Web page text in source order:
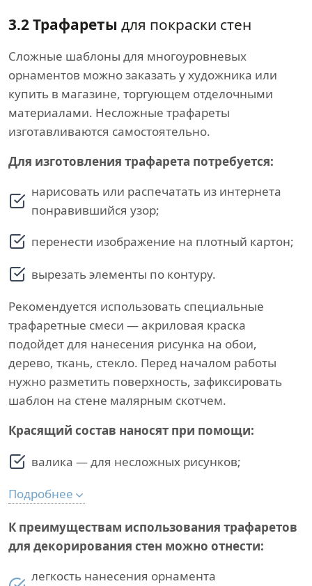
3.2 Трафареты для покраски стен
Сложные шаблоны для многоуровневых
орнаментов можно заказать у художника или
купить в магазине, торгующем отделочными
материалами. Несложные трафареты
изготавливаются самостоятельно.
Для изготовления трафарета потребуется:
нарисовать или распечатать из интернета
понравившийся узор;
перенести изображение на плотный картон;
вырезать элементы по контуру.
Рекомендуется использовать специальные
трафаретные смеси — акриловая краска
подойдет для нанесения рисунка на обои,
дерево, ткань, стекло. Перед началом работы
нужно разметить поверхность, зафиксировать
шаблон на стене малярным скотчем.
Красящий состав наносят при помощи:
валика — для несложных рисунков;
Подробнее
К преимуществам использования трафаретов
для декорирования стен можно отнести:
легкость нанесения орнамента